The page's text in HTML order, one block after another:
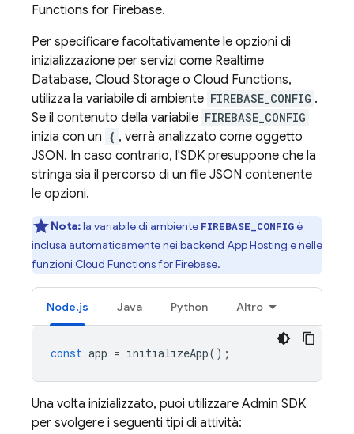
Functions for Firebase.
Per specificare facoltativamente le opzioni di
inizializzazione per servizi come Realtime
Database, Cloud Storage o Cloud Functions,
utilizza la variabile di ambiente FIREBASE_CONFIG .
Se il contenuto della variabile FIREBASE_CONFIG
inizia con un { , verrà analizzato come oggetto
JSON. In caso contrario, l'SDK presuppone che la
stringa sia il percorso di un file JSON contenente
le opzioni.
Nota:la variabile di ambiente FIREBASE_CONFIGè
inclusa automaticamente nei backend App Hosting e nelle
funzioni Cloud Functions for Firebase.
Node.js Java Python Altro
const app = initializeApp();
Una volta inizializzato, puoi utilizzare Admin SDK
per svolgere i seguenti tipi di attività: